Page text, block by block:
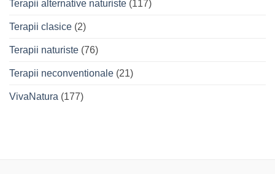
Terapii alternative naturiste (117)
Terapii clasice (2)
Terapii naturiste (76)
Terapii neconventionale (21)
VivaNatura (177)